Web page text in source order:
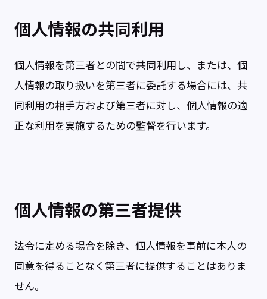
個人情報の共同利用
個人情報を第三者との間で共同利用し、または、個
人情報の取り扱いを第三者に委託する場合には、共
同利用の相手方および第三者に対し、個人情報の適
正な利用を実施するための監督を行います。
個人情報の第三者提供
法令に定める場合を除き、個人情報を事前に本人の
同意を得ることなく第三者に提供することはありま
せん。